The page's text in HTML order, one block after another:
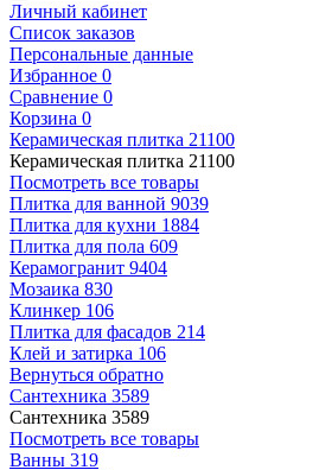
Личный кабинет
Список заказов
Персональные данные
Избранное 0
Сравнение 0
Корзина 0
Керамическая плитка 21100
Керамическая плитка 21100
Посмотреть все товары
Плитка для ванной 9039
Плитка для кухни 1884
Плитка для пола 609
Керамогранит 9404
Мозаика 830
Клинкер 106
Плитка для фасадов 214
Клей и затирка 106
Вернуться обратно
Сантехника 3589
Сантехника 3589
Посмотреть все товары
Ванны 319